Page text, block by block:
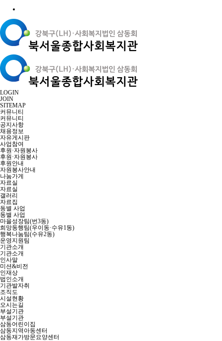
LOGIN
JOIN
SITEMAP
커뮤니티
커뮤니티
공지사항
채용정보
자유게시판
사업참여
후원·자원봉사
후원·자원봉사
후원안내
자원봉사안내
나눔가게
자료실
자료실
갤러리
자료집
동별 사업
동별 사업
마을성장팀(번3동)
희망동행팀(우이동·수유1동)
행복나눔팀(수유2동)
운영지원팀
기관소개
기관소개
인사말
미션&비전
인재상
법인소개
기관발자취
조직도
시설현황
오시는길
부설기관
부설기관
삼동어린이집
삼동지역아동센터
삼동재가방문요양센터